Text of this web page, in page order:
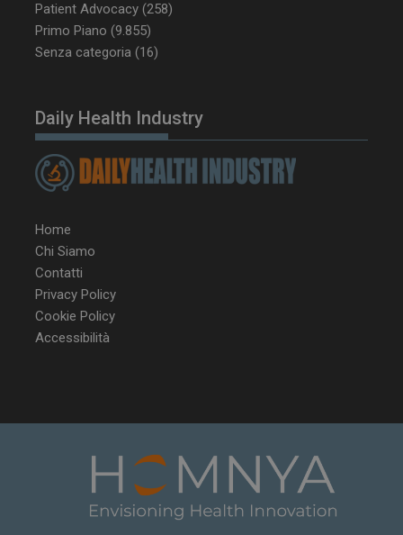
Patient Advocacy (258)
Primo Piano (9.855)
Senza categoria (16)
Daily Health Industry
Home
Chi Siamo
Contatti
Privacy Policy
Cookie Policy
Accessibilità
__Secure-YNID
VISITOR_PRIVACY_METADATA